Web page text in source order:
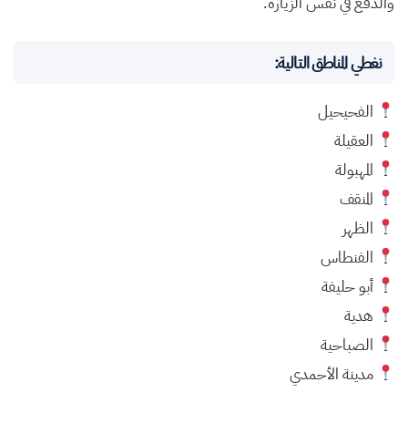
نغطي المناطق التالية:
الفحيحيل
العقيلة
المهبولة
المنقف
الظهر
الفنطاس
أبو حليفة
هدية
الصباحية
مدينة الأحمدي